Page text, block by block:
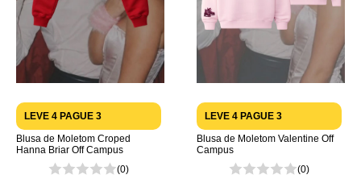
LEVE 4 PAGUE 3
Blusa de Moletom Croped
Hanna Briar Off Campus
(0)
LEVE 4 PAGUE 3
Blusa de Moletom Valentine Off
Campus
(0)